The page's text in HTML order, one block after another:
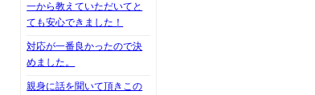
一から教えていただいてと
ても安心できました！
対応が一番良かったので決
めました。
親身に話を聞いて頂きこの